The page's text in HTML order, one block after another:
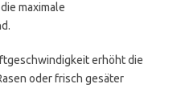
maximale
erhöht die
oder frisch gesäter